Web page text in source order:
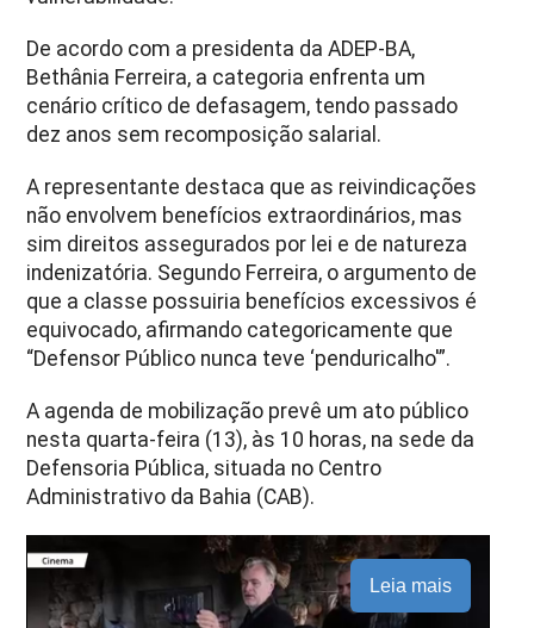
De acordo com a presidenta da ADEP-BA,
Bethânia Ferreira, a categoria enfrenta um
cenário crítico de defasagem, tendo passado
dez anos sem recomposição salarial.
A representante destaca que as reivindicações
não envolvem benefícios extraordinários, mas
sim direitos assegurados por lei e de natureza
indenizatória. Segundo Ferreira, o argumento de
que a classe possuiria benefícios excessivos é
equivocado, afirmando categoricamente que
“Defensor Público nunca teve ‘penduricalho'”.
A agenda de mobilização prevê um ato público
nesta quarta-feira (13), às 10 horas, na sede da
Defensoria Pública, situada no Centro
Administrativo da Bahia (CAB).
Leia mais